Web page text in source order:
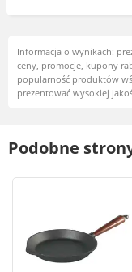
Informacja o wynikach:
ceny, promocje, kupony
popularność produktów
prezentować wysokiej
Podobne